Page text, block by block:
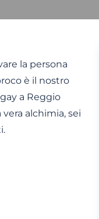
la persona
è il nostro
a Reggio
alchimia, sei